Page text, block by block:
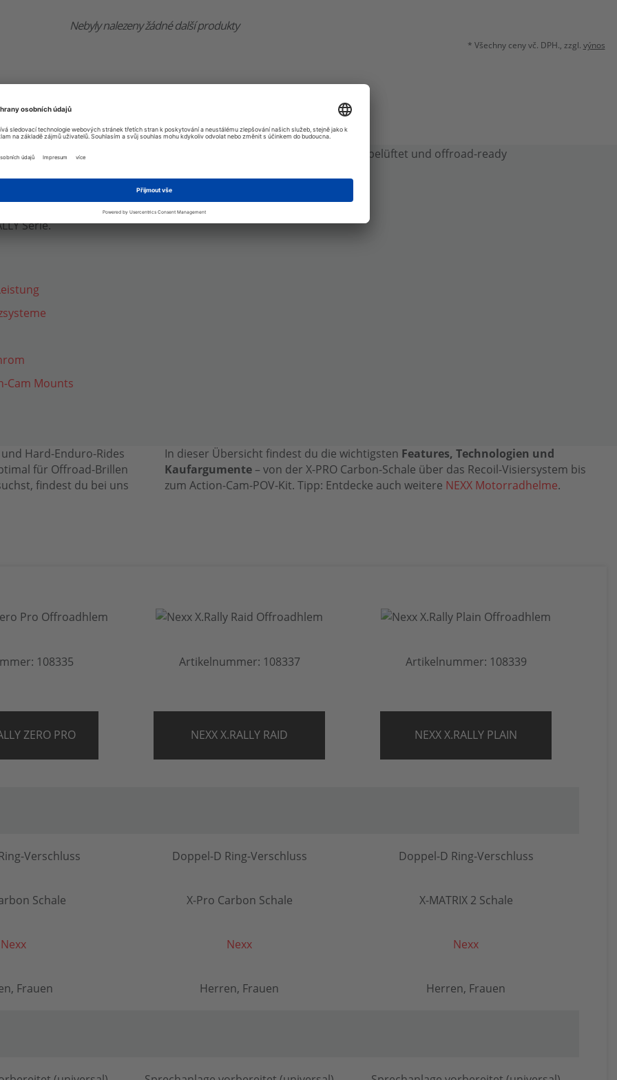
Nebyly nalezeny žádné další produkty
* Všechny ceny vč. DPH., zzgl. výnos
& Offroad?
Serie.
Cam Mounts
Hard-Enduro-Rides
für Offroad-Brillen
findest du bei uns
In dieser Übersicht findest du die wichtigsten Features, Technologien und
Kaufargumente– von der X-PRO Carbon-Schale über das Recoil-Visiersystem bis
zum Action-Cam-POV-Kit. Tipp: Entdecke auch weitere NEXX Motorradhelme.
108335 Artikelnummer: 108337 Artikelnummer: 108339
ZERO PRO NEXX X.RALLY RAID NEXX X.RALLY PLAIN
Verschluss Doppel-D Ring-Verschluss Doppel-D Ring-Verschluss
Schale X-Pro Carbon Schale X-MATRIX 2 Schale
Nexx Nexx Nexx
Frauen Herren, Frauen Herren, Frauen